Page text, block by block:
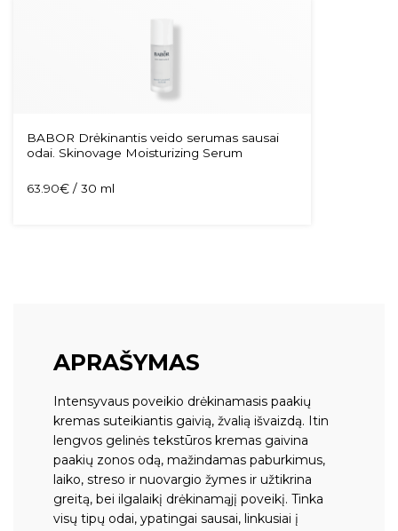
BABOR Drėkinantis veido serumas sausai
odai. Skinovage Moisturizing Serum
63.90€/ 30 ml
APRAŠYMAS
Intensyvaus poveikio drėkinamasis paakių
kremas suteikiantis gaivią, žvalią išvaizdą. Itin
lengvos gelinės tekstūros kremas gaivina
paakių zonos odą, mažindamas paburkimus,
laiko, streso ir nuovargio žymes ir užtikrina
greitą, bei ilgalaikį drėkinamąjį poveikį. Tinka
visų tipų odai, ypatingai sausai, linkusiai į